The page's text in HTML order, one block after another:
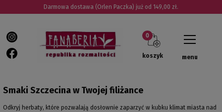
Darmowa dostawa (Orlen Paczka) już od 149,00 zł.
koszyk menu
Smaki Szczecina w Twojej filiżance
Odkryj herbaty, które pozwalają dosłownie zaparzyć w kubku klimat miasta nad